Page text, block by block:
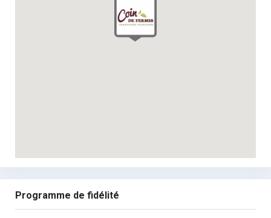
Programme de fidélité